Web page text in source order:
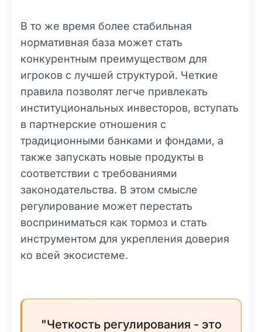
В то же время более стабильная
нормативная база может стать
конкурентным преимуществом для
игроков с лучшей структурой. Четкие
правила позволят легче привлекать
институциональных инвесторов, вступать
в партнерские отношения с
традиционными банками и фондами, а
также запускать новые продукты в
соответствии с требованиями
законодательства. В этом смысле
регулирование может перестать
восприниматься как тормоз и стать
инструментом для укрепления доверия
ко всей экосистеме.
"Четкость регулирования - это